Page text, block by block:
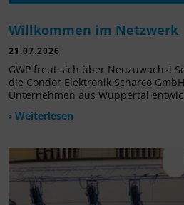
Willkommen im Netzwerk
21.07.2026
GWP freut sich über Neuzuwachs!
die Condor Elektronik Scharco
Unternehmen aus Wuppertal
› Weiterlesen